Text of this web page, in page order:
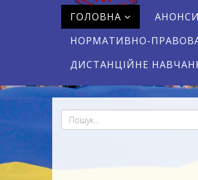
ГОЛОВНА АНОНСИ
НОРМАТИВНО-
ДИСТАНЦІЙНЕ